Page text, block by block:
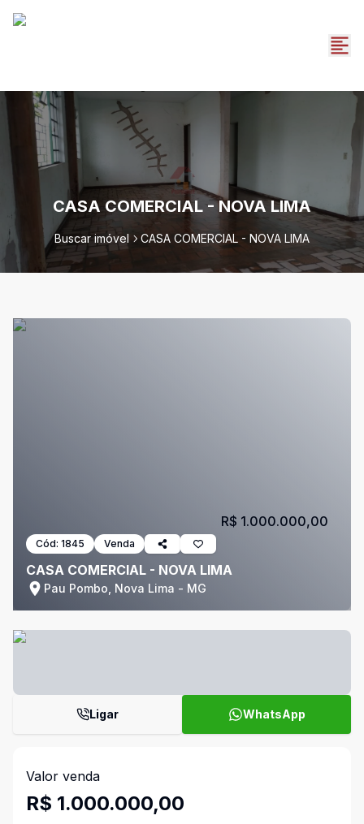
CASA COMERCIAL - NOVA LIMA
Buscar imóvel CASA COMERCIAL - NOVA LIMA
Cód: 1845 Venda
CASA COMERCIAL - NOVA LIMA
Pau Pombo, Nova Lima - MG
R$ 1.000.000,00
Ligar WhatsApp
Valor venda
R$ 1.000.000,00